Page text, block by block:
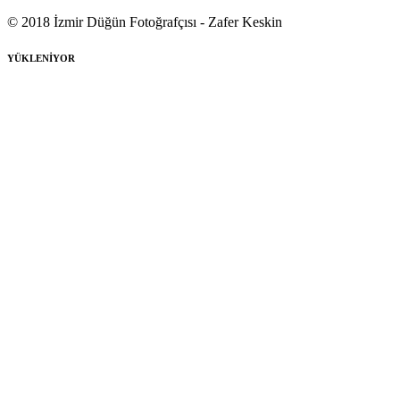
© 2018 İzmir Düğün Fotoğrafçısı - Zafer Keskin
YÜKLENİYOR